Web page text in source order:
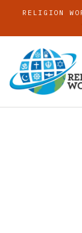
RELIGION